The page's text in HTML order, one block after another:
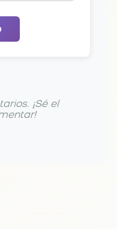
¡Sé el